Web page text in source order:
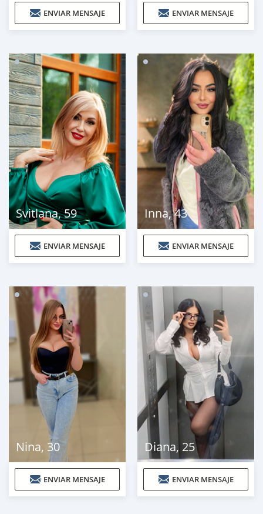
ENVIAR MENSAJE ENVIAR MENSAJE
Svitlana,59
ENVIAR MENSAJE
Inna,43
ENVIAR MENSAJE
Nina, 30
ENVIAR MENSAJE
Diana, 25
ENVIAR MENSAJE